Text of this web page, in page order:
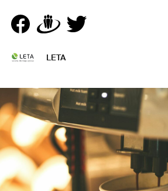
LETA